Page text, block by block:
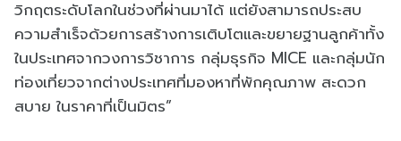
วิกฤตระดับโลกในช่วงที่ผ่านมาได้ แต่ยังสามารถประสบ
ความสำเร็จด้วยการสร้างการเติบโตและขยายฐานลูกค้าทั้ง
ในประเทศจากวงการวิชาการ กลุ่มธุรกิจ MICE และกลุ่มนัก
ท่องเที่ยวจากต่างประเทศที่มองหาที่พักคุณภาพ สะดวก
สบาย ในราคาที่เป็นมิตร”